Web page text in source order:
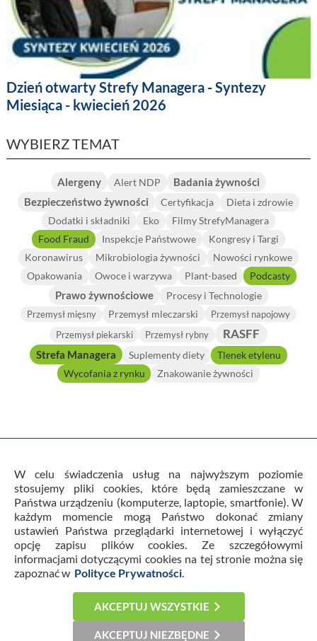
STREFA MANAGERA
Dzień otwarty Strefy Managera - Syntezy
Miesiąca - kwiecień 2026
WYBIERZ TEMAT
Alergeny Alert NDP
Badania żywności
Bezpieczeństwo żywności
Certyfikacja
Dieta i zdrowie
Dodatki i składniki
Eko
Filmy StrefyManagera
Food Fraud
Inspekcje Państwowe
Kongresy i Targi
Koronawirus
Mikrobiologia żywności
Nowości rynkowe
Opakowania
Owoce i warzywa Plant-based Podcasty
Prawo żywnościowe Procesy i Technologie
Przemysł mięsny Przemysł mleczarski
Przemysł napojowy
Przemysł piekarski
Przemysł rybny RASFF
Strefa Managera Suplementy diety
Tlenek etylenu
Wycofania z rynku
Znakowanie żywności
Warunki Ogólne Usług i Regulamin
Polityka prywatności
Kontakt
Cookies
Newsletter
Horizon Scanning
© 2026 FoodFakty. Wszystkie prawa zastrzeżone. Portal
FoodFakty jest własnością firmy Prokonsument Sp. z o.o.
W celu świadczenia usług na najwyższym poziomie
stosujemy pliki cookies, które będą zamieszczane w
Państwa urządzeniu (komputerze, laptopie, smartfonie). W
każdym momencie mogą Państwo dokonać zmiany
ustawień Państwa przeglądarki internetowej i wyłączyć
opcję zapisu plików cookies. Ze szczegółowymi
informacjami dotyczącymi cookies na tej stronie można się
zapoznać w Polityce Prywatności.
AKCEPTUJ WSZYSTKIE
AKCEPTUJ NIEZBĘDNE